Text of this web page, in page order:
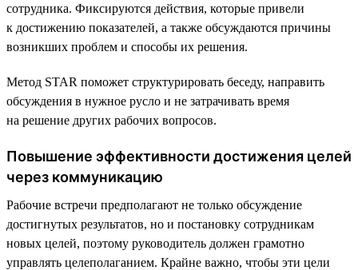
сотрудника. Фиксируются действия, которые привели
к достижению показателей, а также обсуждаются причины
возникших проблем и способы их решения.
Метод STAR поможет структурировать беседу, направить
обсуждения в нужное русло и не затрачивать время
на решение других рабочих вопросов.
Повышение эффективности достижения целей
через коммуникацию
Рабочие встречи предполагают не только обсуждение
достигнутых результатов, но и постановку сотрудникам
новых целей, поэтому руководитель должен грамотно
управлять целеполаганием. Крайне важно, чтобы эти цели